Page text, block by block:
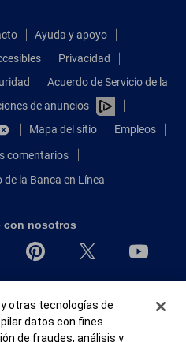
Ayuda y apoyo
Privacidad
Acuerdo de Servicio de la
de anuncios
Mapa del sitio Empleos
Comparta sus comentarios
la Banca en Línea
con nosotros
préstamos para viviendas
Corporation.
otras tecnologías de
datos con fines
de fraudes, análisis y